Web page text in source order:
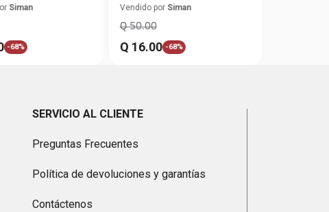
Sensible
Siman
-68%
Verde
Vendido por Siman
Q 50.00
Q 16.00 -68%
SERVICIO AL CLIENTE
Preguntas Frecuentes
Política de devoluciones y garantías
Contáctenos